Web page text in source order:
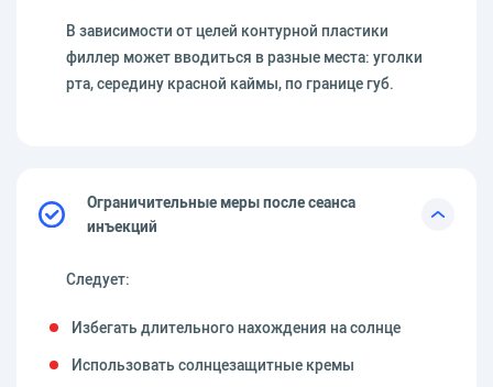
В зависимости от целей контурной пластики
филлер может вводиться в разные места: уголки
рта, середину красной каймы, по границе губ.
Ограничительные меры после сеанса
инъекций
Следует:
Избегать длительного нахождения на солнце
Использовать солнцезащитные кремы